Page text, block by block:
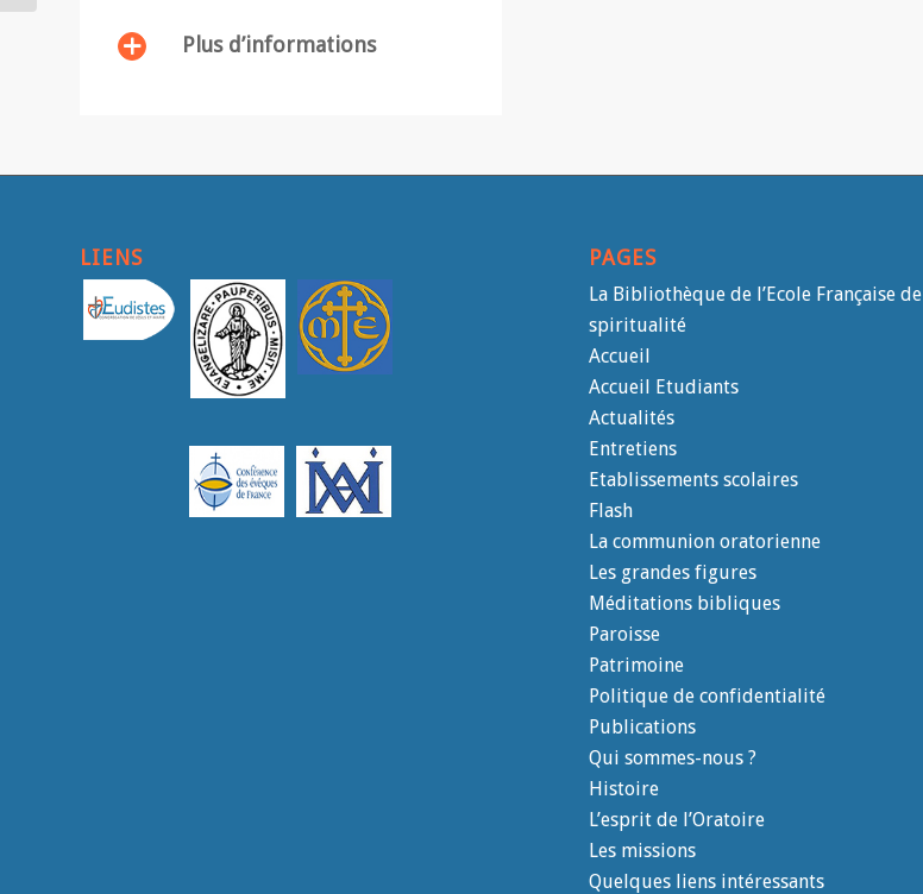
Plus d’informations
LIENS PAGES
La Bibliothèque de l’Ecole Française de
spiritualité
Accueil
Accueil Etudiants
Actualités
Entretiens
Etablissements scolaires
Flash
La communion oratorienne
Les grandes figures
Méditations bibliques
Paroisse
Patrimoine
Politique de confidentialité
Publications
Qui sommes-nous ?
Histoire
L’esprit de l’Oratoire
Les missions
Quelques liens intéressants